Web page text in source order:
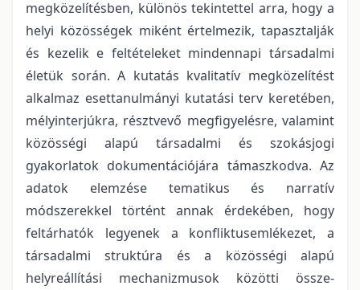
megközelítésben, különös tekintettel arra, hogy a
helyi közösségek miként értelmezik, tapasztalják
és kezelik e feltételeket mindennapi társadalmi
életük során. A kutatás kvalitatív megközelítést
alkalmaz esettanulmányi kutatási terv keretében,
mélyinterjúkra, résztvevő megfigyelésre, valamint
közösségi alapú társadalmi és szokásjogi
gyakorlatok dokumentációjára támaszkodva. Az
adatok elemzése tematikus és narratív
módszerekkel történt annak érdekében, hogy
feltárhatók legyenek a konfliktusemlékezet, a
társadalmi struktúra és a közösségi alapú
helyreállítási mechanizmusok közötti össze-